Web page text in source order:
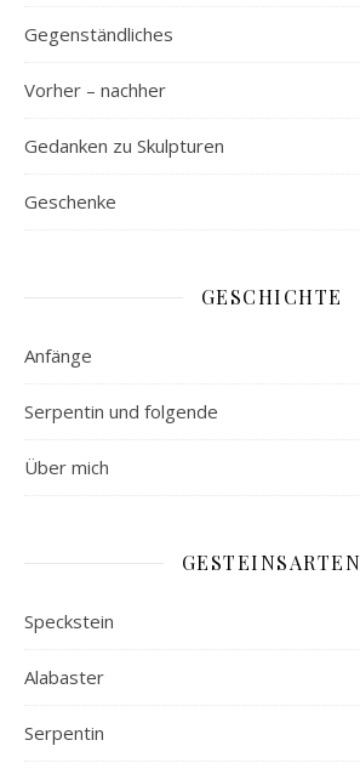
Gegenständliches
Vorher – nachher
Gedanken zu Skulpturen
Geschenke
GESCHICHTE
Anfänge
Serpentin und folgende
Über mich
GESTEINSARTEN
Speckstein
Alabaster
Serpentin